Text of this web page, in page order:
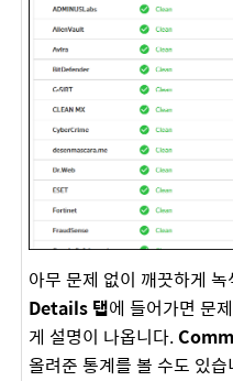
아무 문제 없이 깨끗하게
Details 탭에 들어가면 문
게 설명이 나옵니다.
올려준 통계를 볼 수도 있습